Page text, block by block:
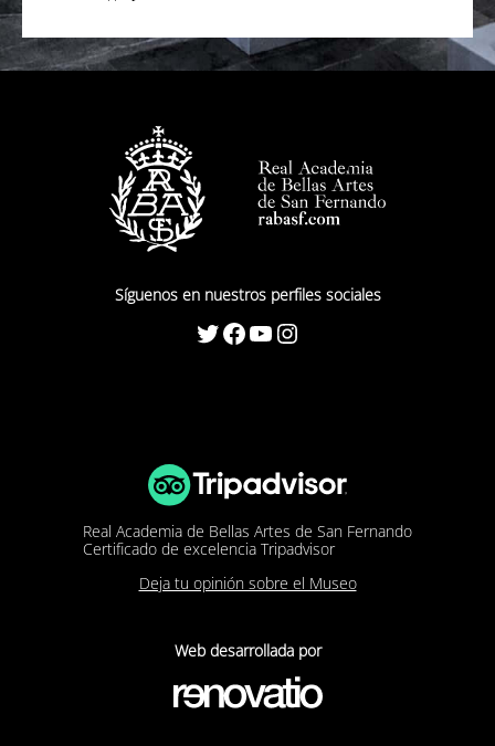
Síguenos en nuestros perfiles sociales
Twitter Facebook YouTube Instagram
Real Academia de Bellas Artes de San Fernando
Certificado de excelencia Tripadvisor
Deja tu opinión sobre el Museo
Web desarrollada por